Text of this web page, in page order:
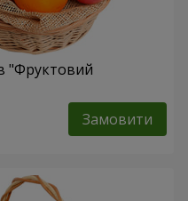
"Фруктовий
Замовити